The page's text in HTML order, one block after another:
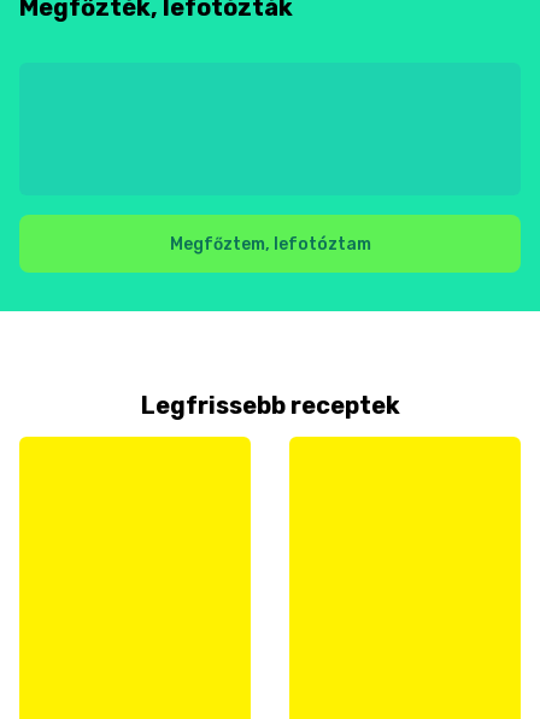
Megfőzték, lefotózták
Megfőztem, lefotóztam
Legfrissebb receptek